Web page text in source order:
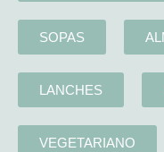
SOPAS
LANCHES
VEGETARIANO